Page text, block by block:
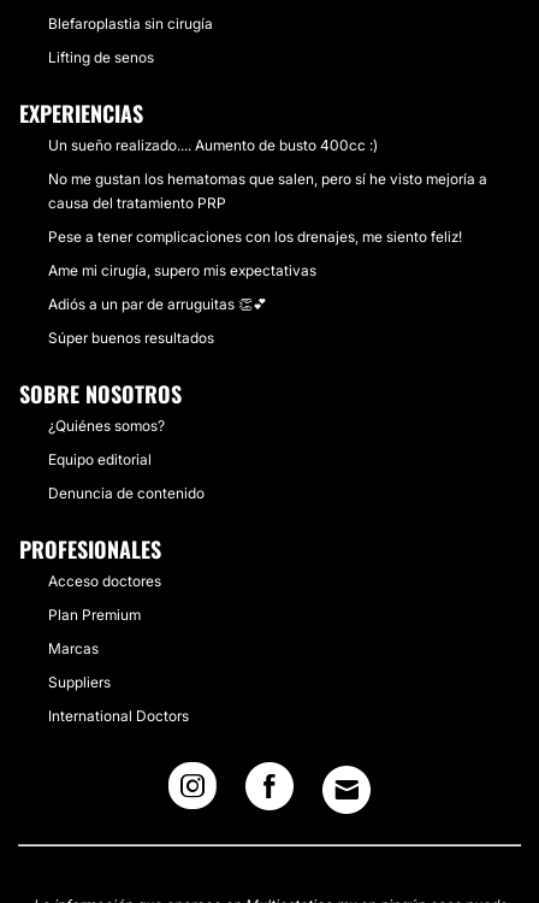
Blefaroplastia sin cirugía
Lifting de senos
EXPERIENCIAS
Un sueño realizado.... Aumento de busto 400cc :)
No me gustan los hematomas que salen, pero sí he visto mejoría a
causa del tratamiento PRP
Pese a tener complicaciones con los drenajes, me siento feliz!
Ame mi cirugía, supero mis expectativas
Adiós a un par de arruguitas 👏💕
Súper buenos resultados
SOBRE NOSOTROS
¿Quiénes somos?
Equipo editorial
Denuncia de contenido
PROFESIONALES
Acceso doctores
Plan Premium
Marcas
Suppliers
International Doctors